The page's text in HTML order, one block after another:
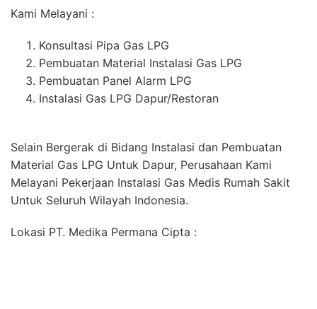
Kami Melayani :
Konsultasi Pipa Gas LPG
Pembuatan Material Instalasi Gas LPG
Pembuatan Panel Alarm LPG
Instalasi Gas LPG Dapur/Restoran
Selain Bergerak di Bidang Instalasi dan Pembuatan
Material Gas LPG Untuk Dapur, Perusahaan Kami
Melayani Pekerjaan Instalasi Gas Medis Rumah Sakit
Untuk Seluruh Wilayah Indonesia.
Lokasi PT. Medika Permana Cipta :